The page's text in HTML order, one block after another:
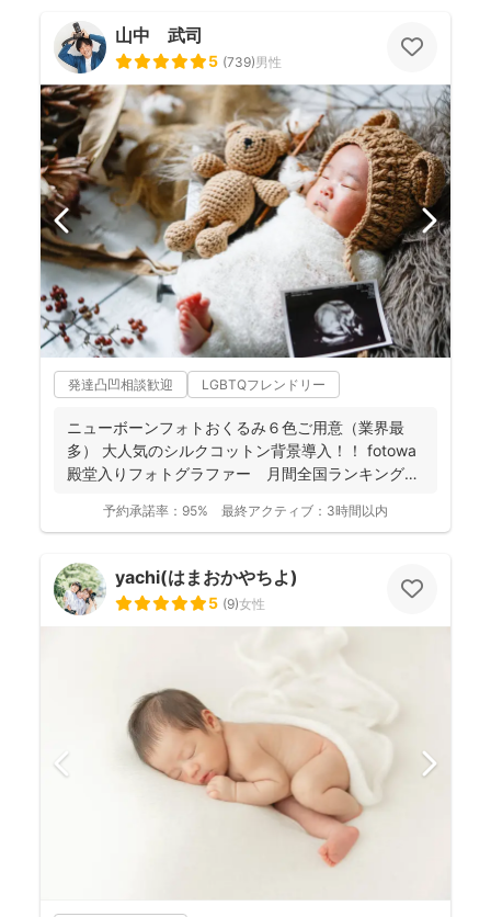
山中 武司
5 (739)男性
発達凸凹相談歓迎 LGBTQフレンドリー
ニューボーンフォトおくるみ６色ご用意（業界最
多） 大人気のシルクコットン背景導入！！ fotowa
殿堂入りフォトグラファー 月間全国ランキング１
予約承諾率： 95% 最終アクティブ： 3時間以内
yachi(はまおかやちよ)
5 (9)女性